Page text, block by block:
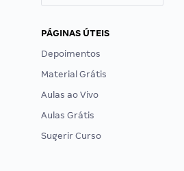
PÁGINAS ÚTEIS
Depoimentos
Material Grátis
Aulas ao Vivo
Aulas Grátis
Sugerir Curso